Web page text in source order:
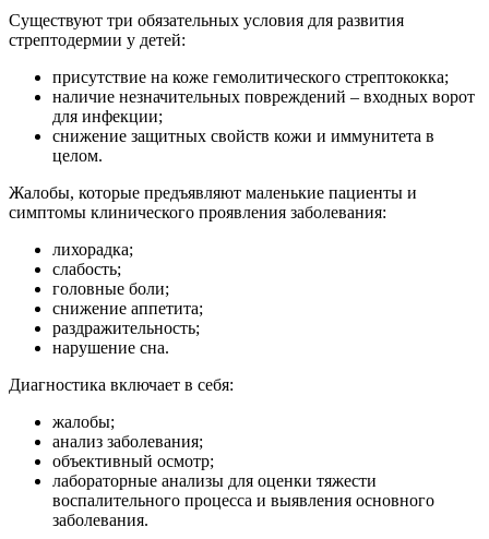
Существуют три обязательных условия для развития
стрептодермии у детей:
присутствие на коже гемолитического стрептококка;
наличие незначительных повреждений – входных ворот
для инфекции;
снижение защитных свойств кожи и иммунитета в
целом.
Жалобы, которые предъявляют маленькие пациенты и
симптомы клинического проявления заболевания:
лихорадка;
слабость;
головные боли;
снижение аппетита;
раздражительность;
нарушение сна.
Диагностика включает в себя:
жалобы;
анализ заболевания;
объективный осмотр;
лабораторные анализы для оценки тяжести
воспалительного процесса и выявления основного
заболевания.